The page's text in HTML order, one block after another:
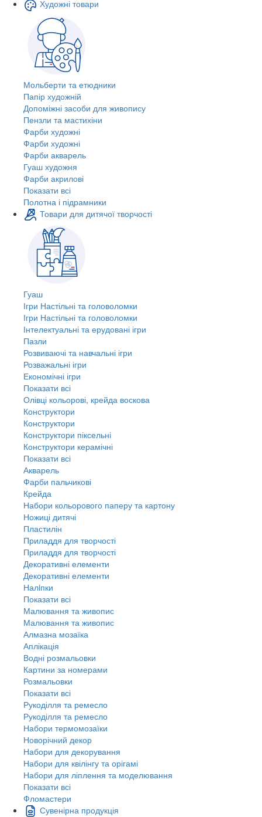
Художні товари
Мольберти та етюдники
Папір художній
Допоміжні засоби для живопису
Пензли та мастихіни
Фарби художні
Фарби художні
Фарби акварель
Гуаш художня
Фарби акрилові
Показати всі
Полотна і підрамники
Товари для дитячої творчості
Гуаш
Ігри Настільні та головоломки
Ігри Настільні та головоломки
Інтелектуальні та ерудовані ігри
Пазли
Розвиваючі та навчальні ігри
Розважальні ігри
Економічні ігри
Показати всі
Олівці кольорові, крейда воскова
Конструктори
Конструктори
Конструктори піксельні
Конструктори керамічні
Показати всі
Акварель
Фарби пальчикові
Крейда
Набори кольорового паперу та картону
Ножиці дитячі
Пластилін
Приладдя для творчості
Приладдя для творчості
Декоративні елементи
Декоративні елементи
Налiпки
Показати всі
Малювання та живопис
Малювання та живопис
Алмазна мозаїка
Аплікація
Водні розмальовки
Картини за номерами
Розмальовки
Показати всі
Рукоділля та ремесло
Рукоділля та ремесло
Набори термомозаїки
Новорічний декор
Набори для декорування
Набори для квілінгу та орігамі
Набори для ліплення та моделювання
Показати всі
Фломастери
Сувенірна продукція